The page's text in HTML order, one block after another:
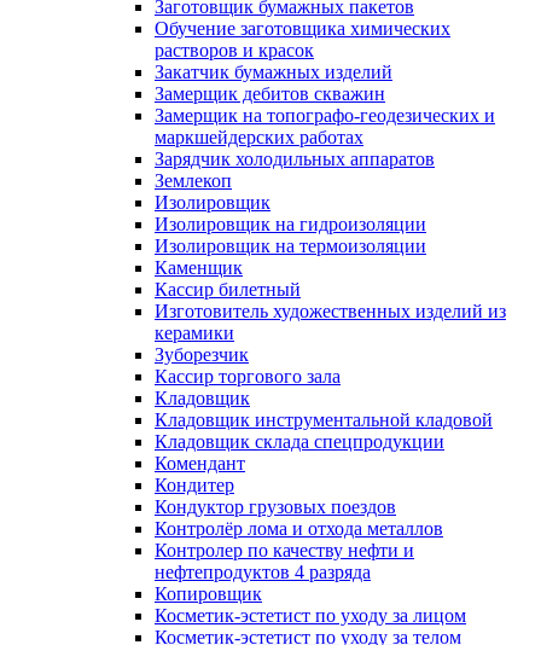
Заготовщик бумажных пакетов
Обучение заготовщика химических
растворов и красок
Закатчик бумажных изделий
Замерщик дебитов скважин
Замерщик на топографо-геодезических и
маркшейдерских работах
Зарядчик холодильных аппаратов
Землекоп
Изолировщик
Изолировщик на гидроизоляции
Изолировщик на термоизоляции
Каменщик
Кассир билетный
Изготовитель художественных изделий из
керамики
Зуборезчик
Кассир торгового зала
Кладовщик
Кладовщик инструментальной кладовой
Кладовщик склада спецпродукции
Комендант
Кондитер
Кондуктор грузовых поездов
Контролёр лома и отхода металлов
Контролер по качеству нефти и
нефтепродуктов 4 разряда
Копировщик
Косметик-эстетист по уходу за лицом
Косметик-эстетист по уходу за телом